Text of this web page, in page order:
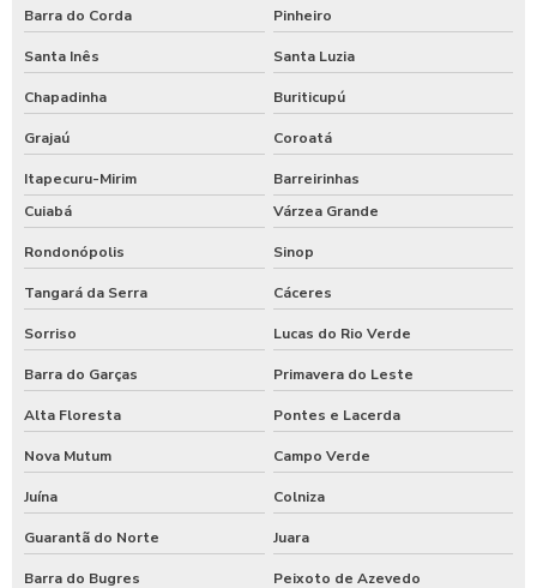
Barra do Corda Pinheiro
Santa Inês Santa Luzia
Chapadinha Buriticupú
Grajaú Coroatá
Itapecuru-Mirim
Barreirinhas
Cuiabá
Várzea Grande
Rondonópolis Sinop
Tangará da Serra Cáceres
Sorriso Lucas do Rio Verde
Barra do Garças Primavera do Leste
Alta Floresta Pontes e Lacerda
Nova Mutum Campo Verde
Juína Colniza
Guarantã do Norte Juara
Barra do Bugres Peixoto de Azevedo